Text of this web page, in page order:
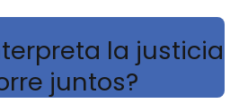
la justicia
juntos?